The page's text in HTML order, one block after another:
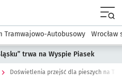
podserwis:
Tramwajowo-Autobusowy Wrocław
trwa na Wyspie Piasek
Doświetlenia przejść dla pieszych na